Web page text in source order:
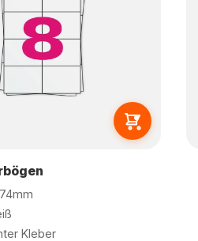
Kleber